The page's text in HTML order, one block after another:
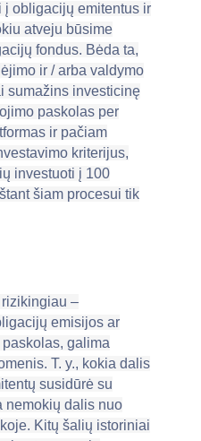
į obligacijų emitentus ir
atveju būsime
fondus. Bėda ta,
ir / arba valdymo
sumažins investicinę
paskolas per
ir pačiam
kriterijus,
investuoti į 100
šiam procesui tik
–
emisijos ar
galima
T. y., kokia dalis
susidūrė su
nemokių dalis nuo
Kitų šalių istoriniai